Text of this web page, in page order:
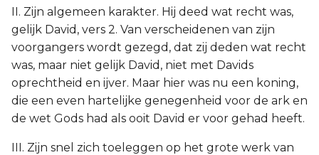
II. Zijn algemeen karakter. Hij deed wat recht was,
gelijk David, vers 2. Van verscheidenen van zijn
voorgangers wordt gezegd, dat zij deden wat recht
was, maar niet gelijk David, niet met Davids
oprechtheid en ijver. Maar hier was nu een koning,
die een even hartelijke genegenheid voor de ark en
de wet Gods had als ooit David er voor gehad heeft.
III. Zijn snel zich toeleggen op het grote werk van